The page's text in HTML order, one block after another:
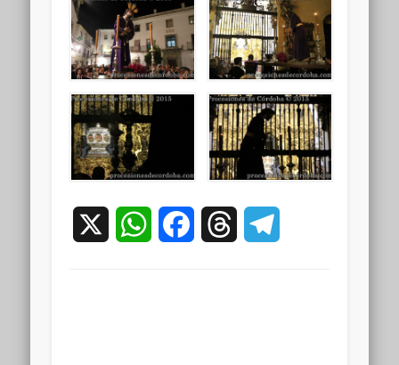
WhatsAppFacebookThreads